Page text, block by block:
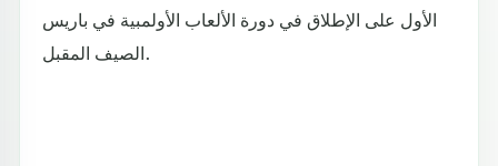
الأول على الإطلاق في دورة الألعاب الأولمبية في باريس
الصيف المقبل.